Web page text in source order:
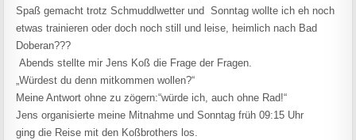
Spaß gemacht trotz Schmuddlwetter und Sonntag wollte ich eh noch
etwas trainieren oder doch noch still und leise, heimlich nach Bad
Doberan???
Abends stellte mir Jens Koß die Frage der Fragen.
„Würdest du denn mitkommen wollen?“
Meine Antwort ohne zu zögern:“würde ich, auch ohne Rad!“
Jens organisierte meine Mitnahme und Sonntag früh 09:15 Uhr
ging die Reise mit den Koßbrothers los.